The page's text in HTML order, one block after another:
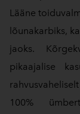
Lääne
lõunakarbiks,
jaoks.
pikaajalise
100%